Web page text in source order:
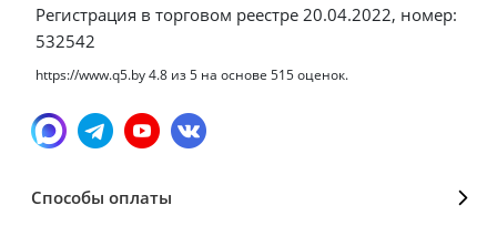
Регистрация в торговом реестре 20.04.2022, номер:
532542
https://www.q5.by4.8 из5 на основе 515оценок.
Способы оплаты